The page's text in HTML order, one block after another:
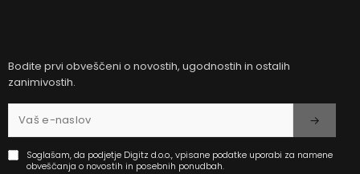
Bodite prvi obveščeni o novostih, ugodnostih in ostalih
zanimivostih.
Soglašam, da podjetje Digitz d.o.o., vpisane podatke uporabi za namene
obveščanja o novostih in posebnih ponudbah.